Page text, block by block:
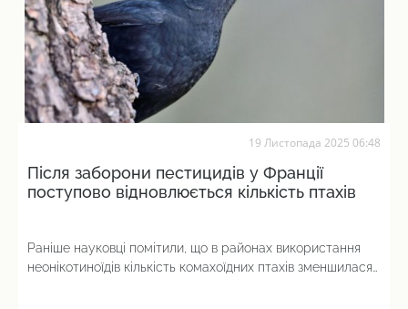
19 Листопада 2025 06:48
Після заборони пестицидів у Франції
поступово відновлюється кількість птахів
Раніше науковці помітили, що в районах використання
неонікотиноїдів кількість комахоїдних птахів зменшилася